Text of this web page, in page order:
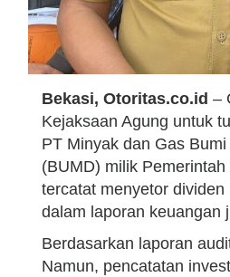
Bekasi, Otoritas.co.id –
Kejaksaan Agung untuk
PT Minyak dan Gas
(BUMD) milik
tercatat menyetor
dalam laporan keuangan
Berdasarkan laporan
Namun, pencatatan